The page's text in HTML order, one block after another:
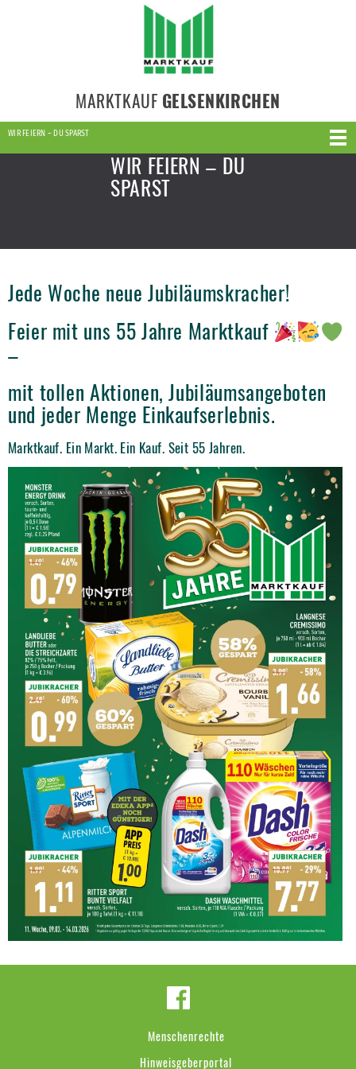
MARKTKAUF GELSENKIRCHEN
WIR FEIERN – DU SPARST
WIR FEIERN – DU
SPARST
Jede Woche neue Jubiläumskracher!
Feier mit uns 55 Jahre Marktkauf
–
mit tollen Aktionen, Jubiläumsangeboten
und jeder Menge Einkaufserlebnis.
Marktkauf. Ein Markt. Ein Kauf. Seit 55 Jahren.
Menschenrechte
Hinweisgeberportal